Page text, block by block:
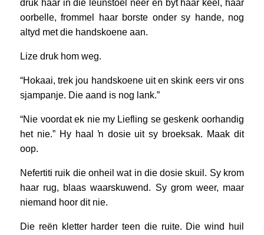
druk haar in die leunstoel neer en byt haar keel, haar
oorbelle, frommel haar borste onder sy hande, nog
altyd met die handskoene aan.
Lize druk hom weg.
“Hokaai, trek jou handskoene uit en skink eers vir ons
sjampanje. Die aand is nog lank.”
“Nie voordat ek nie my Liefling se geskenk oorhandig
het nie.” Hy haal ŉ dosie uit sy broeksak. Maak dit
oop.
Nefertiti ruik die onheil wat in die dosie skuil. Sy krom
haar rug, blaas waarskuwend. Sy grom weer, maar
niemand hoor dit nie.
Die reën kletter harder teen die ruite. Die wind huil